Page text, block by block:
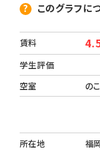
このグラフに
賃料
学生評価
空室
の
所在地
福